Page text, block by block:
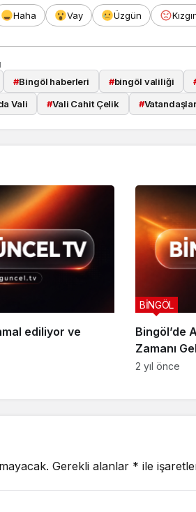
Haha Vay Üzgün
#Bingöl haberleri #bingöl valiliği
Vali #Vali Cahit Çelik #
ediliyor ve
Bingöl’de
Zamanı
BİNGÖL
2 yıl önce
Gerekli alanlar * ile